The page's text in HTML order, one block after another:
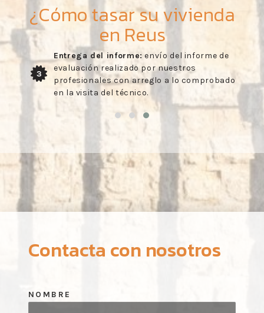
¿Cómo tasar su vivienda
en Reus
3
Entrega del informe: envío del informe de
evaluación realizado por nuestros
profesionales con arreglo a lo comprobado
en la visita del técnico.
Contacta con nosotros
NOMBRE